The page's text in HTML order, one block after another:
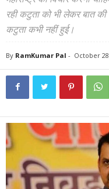
रही कटुता को भी लेकर बात
कटुता कभी नहीं हुई।
By RamKumar Pal - October